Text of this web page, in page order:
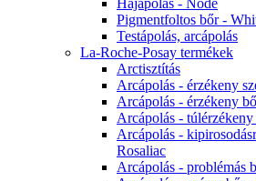
Hajápolás - Nodé
Pigmentfoltos bőr -
Testápolás, arcápolás
La-Roche-Posay termékek
Arctisztítás
Arcápolás - érzékeny
Arcápolás - érzékeny
Arcápolás -
Arcápolás -
Rosaliac
Arcápolás - problémás